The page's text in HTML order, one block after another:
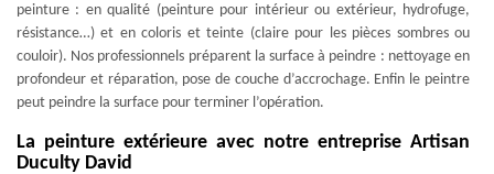
peinture : en qualité (peinture pour intérieur ou extérieur, hydrofuge,
résistance…) et en coloris et teinte (claire pour les pièces sombres ou
couloir). Nos professionnels préparent la surface à peindre : nettoyage en
profondeur et réparation, pose de couche d’accrochage. Enfin le peintre
peut peindre la surface pour terminer l’opération.
La peinture extérieure avec notre entreprise Artisan
Duculty David